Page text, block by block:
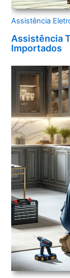
Assistência
Assistência
Importados